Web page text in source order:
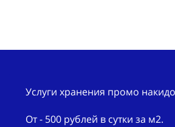
Услуги хранения промо
От - 500 рублей в сутки за м2.